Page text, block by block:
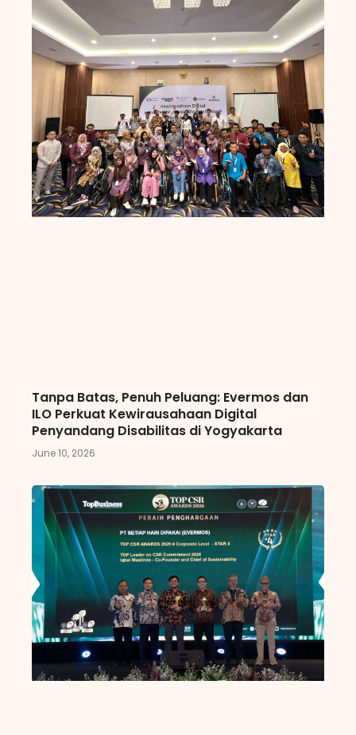
Tanpa Batas, Penuh Peluang: Evermos dan
ILO Perkuat Kewirausahaan Digital
Penyandang Disabilitas di Yogyakarta
June 10, 2026